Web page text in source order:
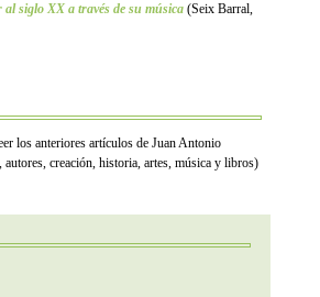
siglo XX a través de su música (Seix Barral,
los anteriores artículos de Juan Antonio
creación, historia, artes, música y libros)